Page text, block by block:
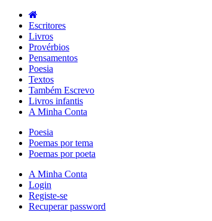
Escritores
Livros
Provérbios
Pensamentos
Poesia
Textos
Também Escrevo
Livros infantis
A Minha Conta
Poesia
Poemas por tema
Poemas por poeta
A Minha Conta
Login
Registe-se
Recuperar password